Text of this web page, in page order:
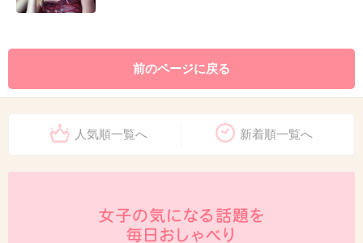
前のページに戻る
人気順一覧へ 新着順一覧へ